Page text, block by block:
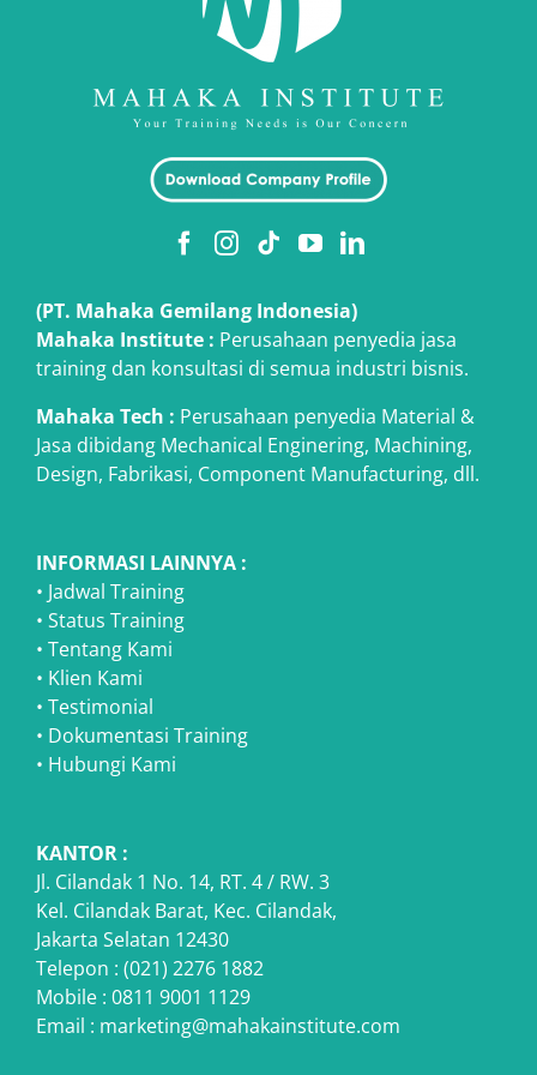
(PT. Mahaka Gemilang Indonesia)
Mahaka Institute : Perusahaan penyedia jasa
training dan konsultasi di semua industri bisnis.
Mahaka Tech : Perusahaan penyedia Material &
Jasa dibidang Mechanical Enginering, Machining,
Design, Fabrikasi, Component Manufacturing, dll.
INFORMASI LAINNYA :
• Jadwal Training
• Status Training
• Tentang Kami
• Klien Kami
• Testimonial
• Dokumentasi Training
• Hubungi Kami
KANTOR :
Jl. Cilandak 1 No. 14, RT. 4 / RW. 3
Kel. Cilandak Barat, Kec. Cilandak,
Jakarta Selatan 12430
Telepon : (021) 2276 1882
Mobile : 0811 9001 1129
Email : marketing@mahakainstitute.com